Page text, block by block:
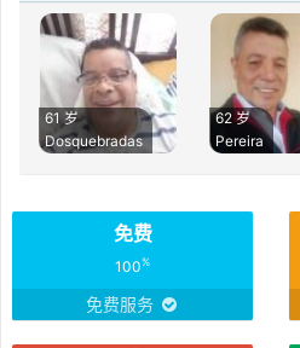
61 岁
Dosquebradas
62 岁
Pereira
免费
100%
免费服务